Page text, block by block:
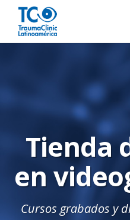
Tienda
en
Cursos grabados y